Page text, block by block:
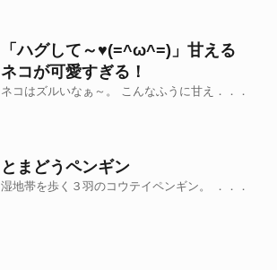
「ハグして～♥(=^ω^=)」甘える
ネコが可愛すぎる！
ネコはズルいなぁ～。 こんなふうに甘え．．．
とまどうペンギン
湿地帯を歩く３羽のコウテイペンギン。 ．．．